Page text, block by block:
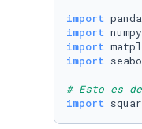
import
import numpy
import
import
# Esto es
import